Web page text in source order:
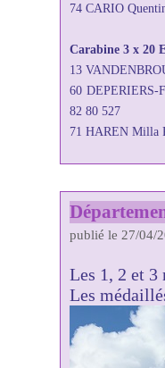
74 CARIO
Carabine 3 x 20
13
60 DEPERIERS-
82 80 527
71 HAREN Milla
publié le 27/04/
Les 1, 2 et 3
Les